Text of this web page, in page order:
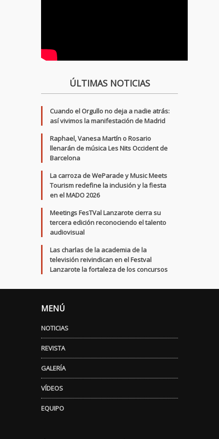
ÚLTIMAS NOTICIAS
Cuando el Orgullo no deja a nadie atrás:
así vivimos la manifestación de Madrid
Raphael, Vanesa Martín o Rosario
llenarán de música Les Nits Occident de
Barcelona
La carroza de WeParade y Music Meets
Tourism redefine la inclusión y la fiesta
en el MADO 2026
Meetings FesTVal Lanzarote cierra su
tercera edición reconociendo el talento
audiovisual
Las charlas de la academia de la
televisión reivindican en el Festval
Lanzarote la fortaleza de los concursos
MENÚ
NOTICIAS
REVISTA
GALERÍA
VÍDEOS
EQUIPO